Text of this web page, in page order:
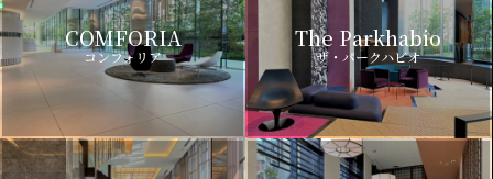
COMFORIA
コンフォリア
The Parkhabio
ザ・パークハビオ